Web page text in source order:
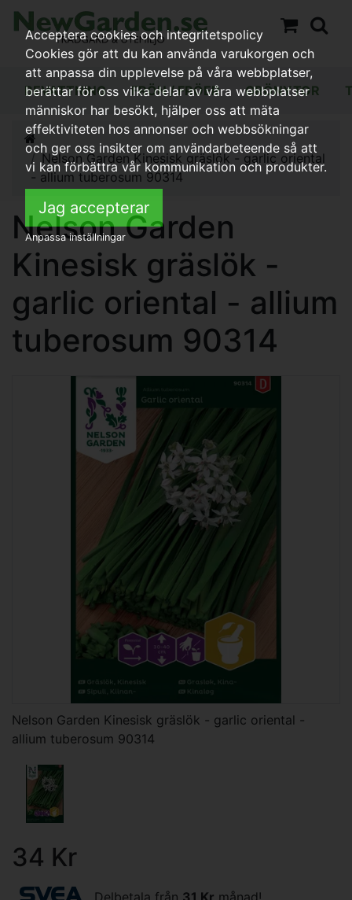
BEVATTNING FRÖN / FRÖER GRÖNYTOR
Nelson Garden Kinesisk gräslök - garlic oriental
- allium tuberosum 90314
Nelson Garden
Kinesisk gräslök -
garlic oriental - allium
tuberosum 90314
Nelson Garden Kinesisk gräslök - garlic oriental -
allium tuberosum 90314
34 Kr
Acceptera cookies och integritetspolicy
Cookies gör att du kan använda varukorgen och
att anpassa din upplevelse på våra webbplatser,
berättar för oss vilka delar av våra webbplatser
människor har besökt, hjälper oss att mäta
effektiviteten hos annonser och webbsökningar
och ger oss insikter om användarbeteende så att
vi kan förbättra vår kommunikation och produkter.
Jag accepterar
Anpassa inställningar